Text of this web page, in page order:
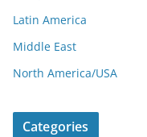
Latin America
Middle East
North America/USA
Categories